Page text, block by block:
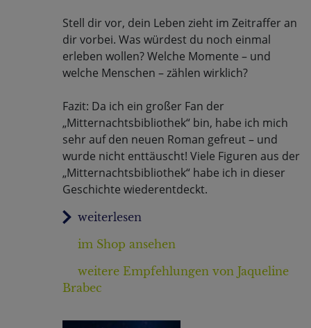
Stell dir vor, dein Leben zieht im Zeitraffer an
dir vorbei. Was würdest du noch einmal
erleben wollen? Welche Momente – und
welche Menschen – zählen wirklich?
Fazit: Da ich ein großer Fan der
„Mitternachtsbibliothek“ bin, habe ich mich
sehr auf den neuen Roman gefreut – und
wurde nicht enttäuscht! Viele Figuren aus der
„Mitternachtsbibliothek“ habe ich in dieser
Geschichte wiederentdeckt.
im Shop ansehen
weitere Empfehlungen von Jaqueline
Brabec